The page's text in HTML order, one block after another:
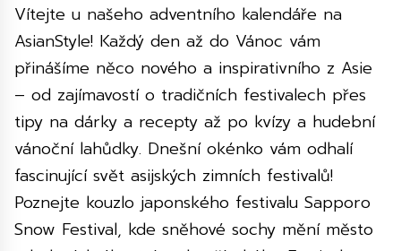
Vítejte u našeho adventního kalendáře na
AsianStyle! Každý den až do Vánoc vám
přinášíme něco nového a inspirativního z Asie
– od zajímavostí o tradičních festivalech přes
tipy na dárky a recepty až po kvízy a hudební
vánoční lahůdky. Dnešní okénko vám odhalí
fascinující svět asijských zimních festivalů!
Poznejte kouzlo japonského festivalu Sapporo
Snow Festival, kde sněhové sochy mění město